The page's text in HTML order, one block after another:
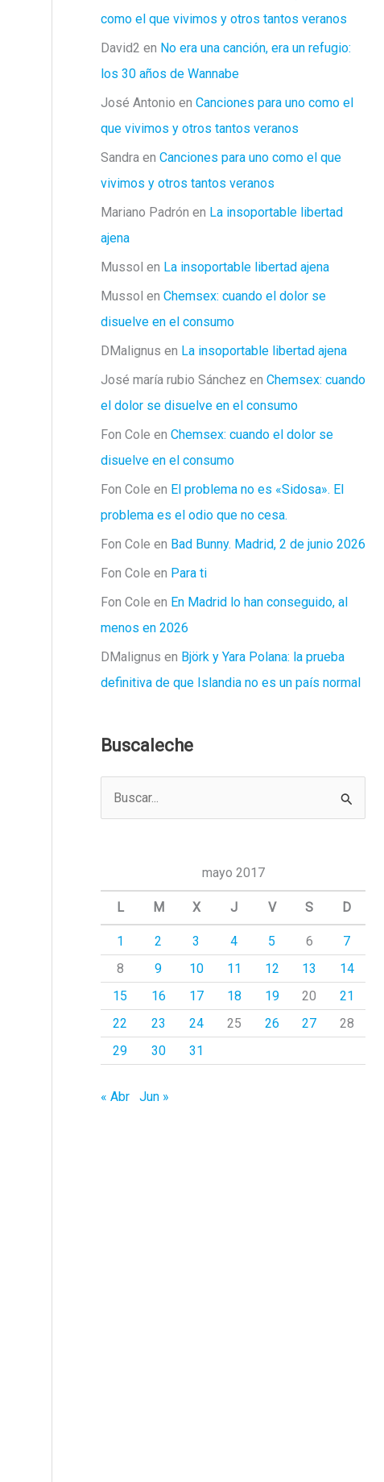
como el que vivimos y otros tantos veranos
David2 en No era una canción, era un refugio:
los 30 años de Wannabe
José Antonio en Canciones para uno como el
que vivimos y otros tantos veranos
Sandra en Canciones para uno como el que
vivimos y otros tantos veranos
Mariano Padrón en La insoportable libertad
ajena
Mussol en La insoportable libertad ajena
Mussol en Chemsex: cuando el dolor se
disuelve en el consumo
DMalignus en La insoportable libertad ajena
José maría rubio Sánchez en Chemsex: cuando
el dolor se disuelve en el consumo
Fon Cole en Chemsex: cuando el dolor se
disuelve en el consumo
Fon Cole en El problema no es «Sidosa». El
problema es el odio que no cesa.
Fon Cole en Bad Bunny. Madrid, 2 de junio 2026
Fon Cole en Para ti
Fon Cole en En Madrid lo han conseguido, al
menos en 2026
DMalignus en Björk y Yara Polana: la prueba
definitiva de que Islandia no es un país normal
Buscaleche
a
mayo 2017
L M X J V S D
1 2 3 4 5 6
7
8
9 10 11 12 13
14
15
16 17 18 19 20
21
22
23 24 25 26 27
28
29
30 31
« Abr Jun »